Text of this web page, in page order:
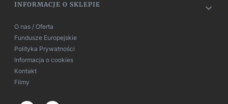
INFORMACJE O SKLEPIE
O nas / Oferta
Fundusze Europejskie
Polityka Prywatności
Informacja o cookies
Kontakt
Filmy